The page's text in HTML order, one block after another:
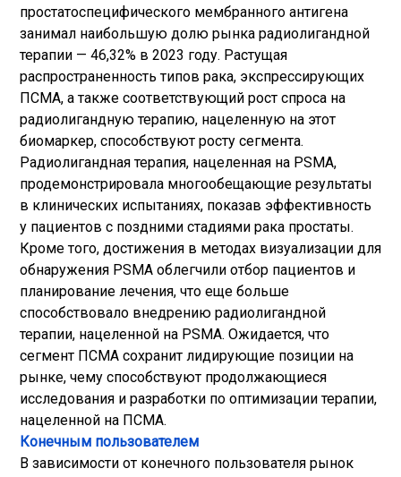
простатоспецифического мембранного антигена
занимал наибольшую долю рынка радиолигандной
терапии — 46,32% в 2023 году. Растущая
распространенность типов рака, экспрессирующих
ПСМА, а также соответствующий рост спроса на
радиолигандную терапию, нацеленную на этот
биомаркер, способствуют росту сегмента.
Радиолигандная терапия, нацеленная на PSMA,
продемонстрировала многообещающие результаты
в клинических испытаниях, показав эффективность
у пациентов с поздними стадиями рака простаты.
Кроме того, достижения в методах визуализации для
обнаружения PSMA облегчили отбор пациентов и
планирование лечения, что еще больше
способствовало внедрению радиолигандной
терапии, нацеленной на PSMA. Ожидается, что
сегмент ПСМА сохранит лидирующие позиции на
рынке, чему способствуют продолжающиеся
исследования и разработки по оптимизации терапии,
нацеленной на ПСМА.
Конечным пользователем
В зависимости от конечного пользователя рынок